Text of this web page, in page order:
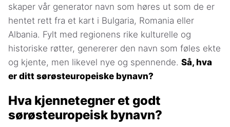
skaper vår generator navn som høres ut som de er
hentet rett fra et kart i Bulgaria, Romania eller
Albania. Fylt med regionens rike kulturelle og
historiske røtter, genererer den navn som føles ekte
og kjente, men likevel nye og spennende. Så, hva
er ditt sørøsteuropeiske bynavn?
Hva kjennetegner et godt
sørøsteuropeisk bynavn?